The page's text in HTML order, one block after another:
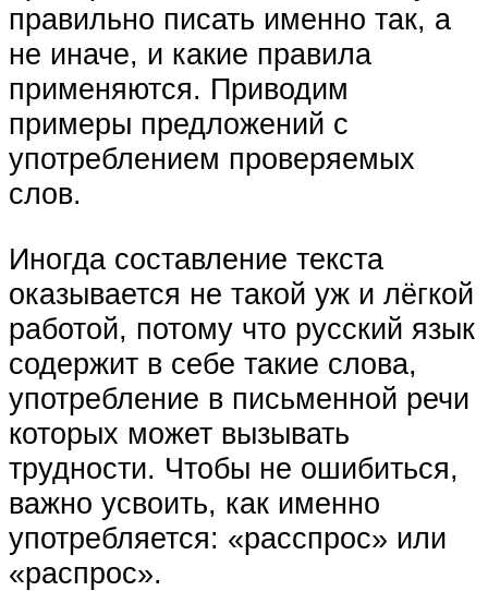
правильно писать именно так, а
не иначе, и какие правила
применяются. Приводим
примеры предложений с
употреблением проверяемых
слов.
Иногда составление текста
оказывается не такой уж и лёгкой
работой, потому что русский язык
содержит в себе такие слова,
употребление в письменной речи
которых может вызывать
трудности. Чтобы не ошибиться,
важно усвоить, как именно
употребляется: «расспрос» или
«распрос».